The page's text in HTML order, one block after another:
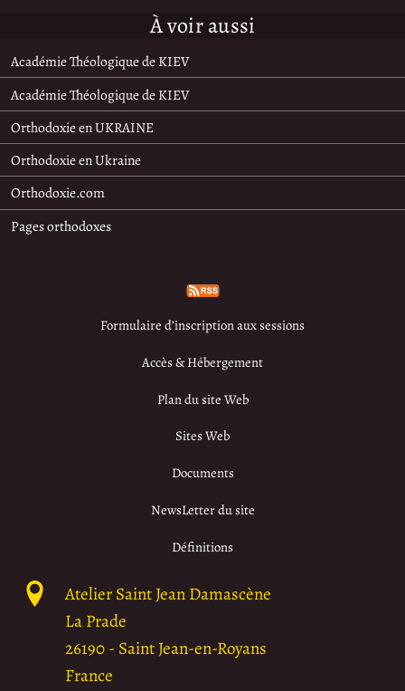
À voir aussi
Académie Théologique de KIEV
Académie Théologique de KIEV
Orthodoxie en UKRAINE
Orthodoxie en Ukraine
Orthodoxie.com
Pages orthodoxes
Formulaire d’inscription aux sessions
Accès & Hébergement
Plan du site Web
Sites Web
Documents
NewsLetter du site
Définitions
Atelier Saint Jean Damascène
La Prade
26190- Saint Jean-en-Royans
France